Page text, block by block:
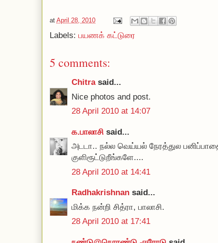
at April 28, 2010
Labels: பயணக் கட்டுரை
5 comments:
Chitrasaid...
Nice photos and post.
28 April 2010 at 14:07
க.பாலாசி said...
அடடா.. நல்ல வெய்யல் நேரத்துல
குளிரூட்டுறீங்களே....
28 April 2010 at 14:41
Radhakrishnan said...
மிக்க நன்றி சித்ரா, பாலாசி.
28 April 2010 at 17:41